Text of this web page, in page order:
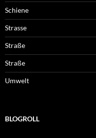
Schiene
Strasse
Straße
Straße
Umwelt
BLOGROLL